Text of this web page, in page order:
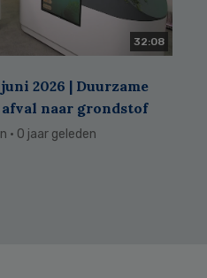
32:08
2026 | Duurzame
afval naar grondstof
· 0 jaar geleden